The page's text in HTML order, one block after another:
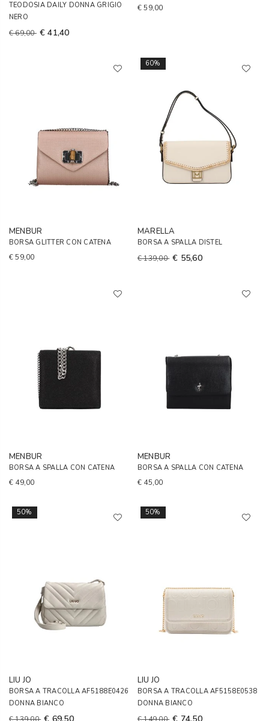
TEODOSIA DAILY DONNA GRIGIO
NERO
€ 69,00 € 41,40
€ 59,00
MENBUR
BORSA GLITTER CON CATENA
€ 59,00
60%
MARELLA
BORSA A SPALLA DISTEL
€ 139,00 € 55,60
MENBUR
BORSA A SPALLA CON CATENA
€ 49,00
MENBUR
BORSA A SPALLA CON CATENA
€ 45,00
50%
LIU JO
BORSA A TRACOLLA AF5188E0426
DONNA BIANCO
50%
LIU JO
BORSA A TRACOLLA AF5158E0538
DONNA BIANCO